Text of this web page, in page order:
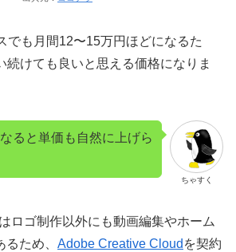
でも月間12〜15万円ほどになるた
続けても良いと思える価格になりま
ちゃすく
ると単価も自然に上げら
ロゴ制作以外にも動画編集やホーム
ため、 Adobe Creative Cloud を契約